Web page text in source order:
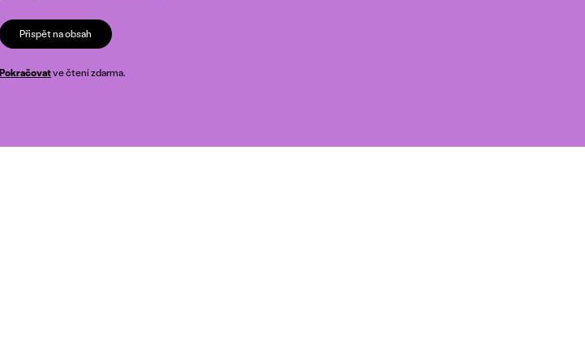
Přispět na obsah
Pokračovatve čtení zdarma.